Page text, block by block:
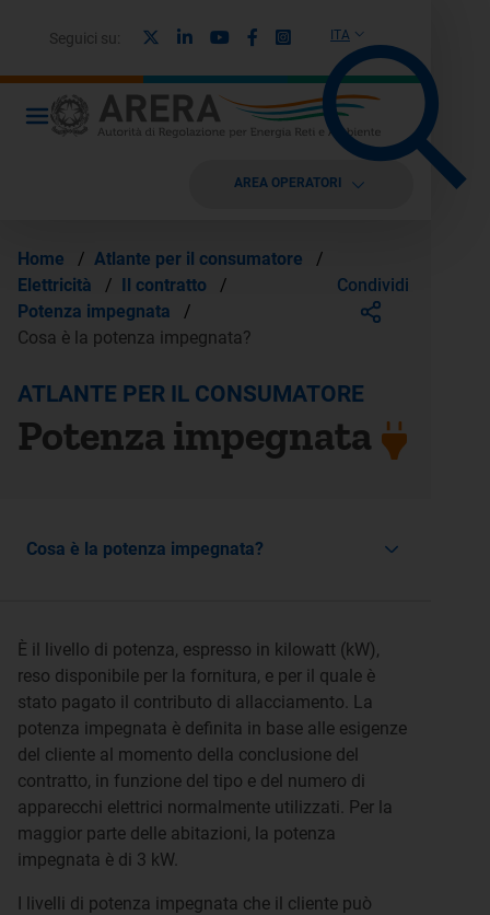
ITA
Seguici su: LinkedinYoutubeFacebook
Instagram
AREA OPERATORI
Home / Atlante per il consumatore
/
Elettricità
/ Il contratto
/
Potenza impegnata
/
Cosa è la potenza impegnata?
Condividi
ATLANTE PER IL CONSUMATORE
Potenza impegnata
Cosa è la potenza impegnata?
È il livello di potenza, espresso in kilowatt (kW),
reso disponibile per la fornitura, e per il quale è
stato pagato il contributo di allacciamento. La
potenza impegnata è definita in base alle esigenze
del cliente al momento della conclusione del
contratto, in funzione del tipo e del numero di
apparecchi elettrici normalmente utilizzati. Per la
maggior parte delle abitazioni, la potenza
impegnata è di 3 kW.
I livelli di potenza impegnata che il cliente può